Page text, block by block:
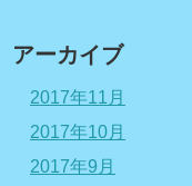
アーカイブ
2017年11月
2017年10月
2017年9月